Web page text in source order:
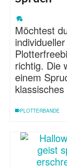
Möchtest
richtig. Die
einem
PLOTTERBANDE